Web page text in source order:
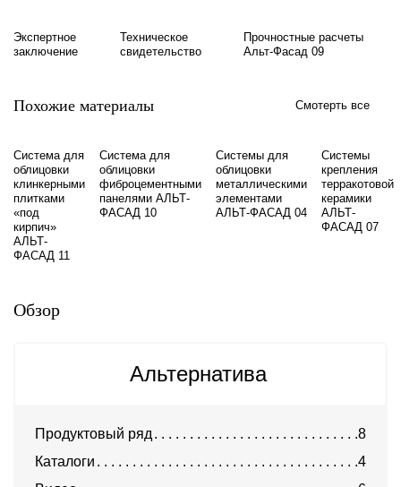
Экспертное
заключение
Техническое
свидетельство
Прочностные расчеты
Альт-Фасад 09
Похожие материалы Смотерть все
Система для
облицовки
клинкерными
плитками
«под
кирпич»
АЛЬТ-
ФАСАД 11
Система для
облицовки
фиброцементными
панелями АЛЬТ-
ФАСАД 10
Системы для
облицовки
металлическими
элементами
АЛЬТ-ФАСАД 04
Системы
крепления
терракотовой
керамики
АЛЬТ-
ФАСАД 07
Обзор
Альтернатива
Продуктовый ряд
8
Каталоги
4